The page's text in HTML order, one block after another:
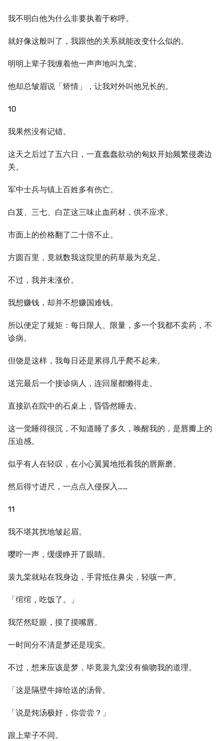
我不明白他为什么非要执着于称呼。
就好像这般叫了，我跟他的关系就能改变什么似的。
明明上辈子我缠着他一声声地叫九棠。
他却总皱眉说「矫情」，让我对外叫他兄长的。
10
我果然没有记错。
这天之后过了五六日，一直蠢蠢欲动的匈奴开始频繁侵袭边
关。
军中士兵与镇上百姓多有伤亡。
白芨、三七、白芷这三味止血药材，供不应求。
市面上的价格翻了二十倍不止。
方圆百里，竟就数我这院里的药草最为充足。
不过，我并未涨价。
我想赚钱，却并不想赚国难钱。
所以便定了规矩：每日限人、限量，多一个我都不卖药，不
诊病。
但饶是这样，我每日还是累得几乎爬不起来。
送完最后一个接诊病人，连回屋都懒得走。
直接趴在院中的石桌上，昏昏然睡去。
这一觉睡得很沉，不知道睡了多久，唤醒我的，是唇瓣上的
压迫感。
似乎有人在轻叹，在小心翼翼地抵着我的唇厮磨。
然后得寸进尺，一点点入侵探入……
11
我不堪其扰地皱起眉。
嘤咛一声，缓缓睁开了眼睛。
裴九棠就站在我身边，手背抵住鼻尖，轻咳一声。
「绾绾，吃饭了。」
我茫然眨眼，摸了摸嘴唇。
一时间分不清是梦还是现实。
不过，想来应该是梦，毕竟裴九棠没有偷吻我的道理。
「这是隔壁牛婶给送的汤骨。
「说是炖汤极好，你尝尝？」
跟上辈子不同。